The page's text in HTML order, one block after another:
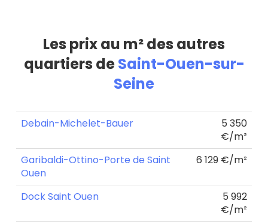
Les prix au m² des autres
quartiers deSaint-Ouen-sur-
Seine
Debain-Michelet-Bauer
5 350
€/m²
Garibaldi-Ottino-Porte de Saint
Ouen
6 129 €/m²
Dock Saint Ouen
5 992
€/m²